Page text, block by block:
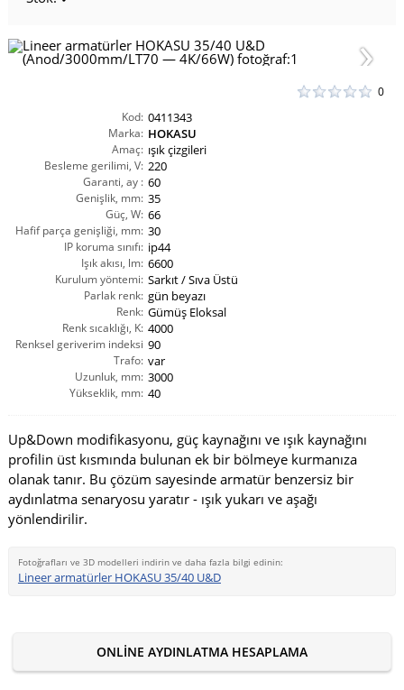
0
Kod: 0411343
Marka: HOKASU
Amaç: ışık çizgileri
Besleme gerilimi, V: 220
Garanti, ay : 60
Genişlik, mm: 35
Güç, W: 66
Hafif parça genişliği, mm: 30
IP koruma sınıfı: ip44
Işık akısı, lm: 6600
Kurulum yöntemi: Sarkıt / Sıva Üstü
Parlak renk: gün beyazı
Renk: Gümüş Eloksal
Renk sıcaklığı, K: 4000
Renksel geriverim indeksi
CRI(Ra):
90
Trafo: var
Uzunluk, mm: 3000
Yükseklik, mm: 40
Up&Down modifikasyonu, güç kaynağını ve ışık kaynağını
profilin üst kısmında bulunan ek bir bölmeye kurmanıza
olanak tanır. Bu çözüm sayesinde armatür benzersiz bir
aydınlatma senaryosu yaratır - ışık yukarı ve aşağı
yönlendirilir.
Fotoğrafları ve 3D modelleri indirin ve daha fazla bilgi edinin:
Lineer armatürler HOKASU 35/40 U&D
ONLINE AYDINLATMA HESAPLAMA